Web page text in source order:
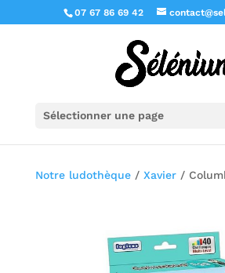
07 67 86 69 42
Sélectionner une page
Notre ludothèque/ Xavier/